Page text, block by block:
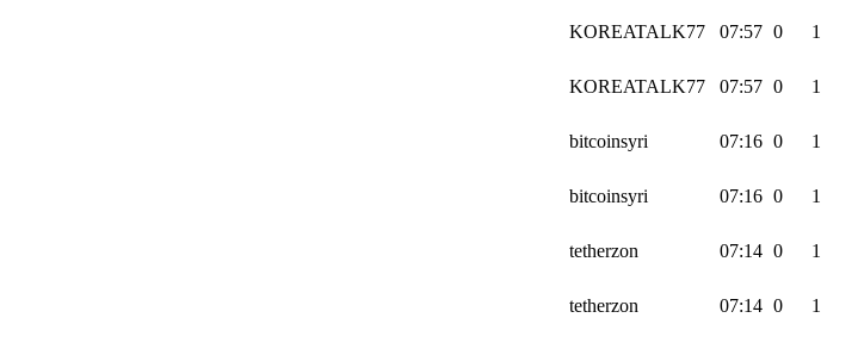
KOREATALK77 07:57 0 1
KOREATALK77 07:57 0 1
bitcoinsyri 07:16 0 1
bitcoinsyri 07:16 0 1
tetherzon 07:14 0 1
tetherzon 07:14 0 1